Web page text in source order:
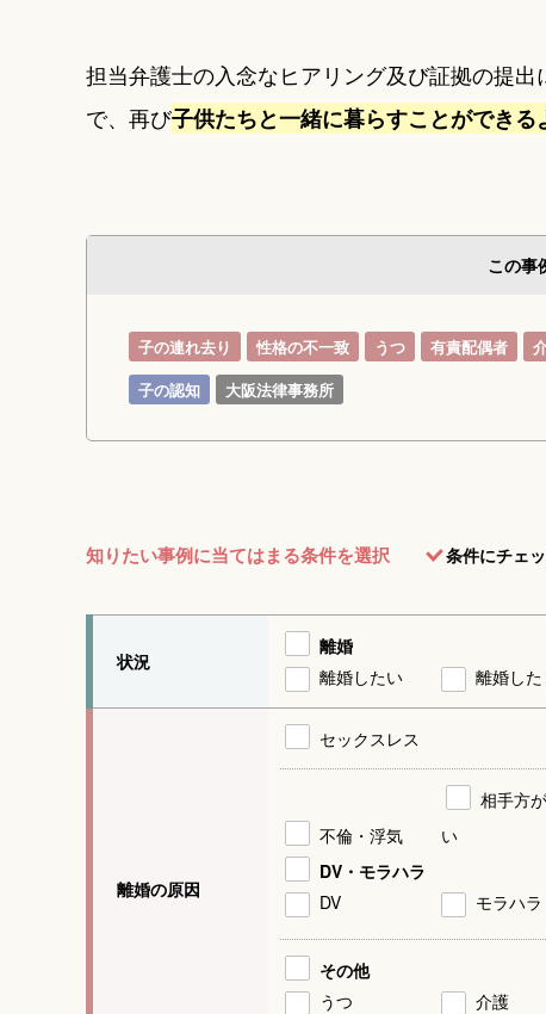
担当弁護士の入念なヒアリング及び証拠の提
で、再び子供たちと一緒に暮らすことができる
この事
子の連れ去り 性格の不一致 うつ 有責配偶者
子の認知
大阪法律事務所
知りたい事例に当てはまる条件を選択 条件にチェ
状況
離婚
離婚したい
離婚し
離婚の原因
セックスレス
不倫・浮気
相手方
い
DV・モラハラ
DV
モラハラ
その他
うつ
介護